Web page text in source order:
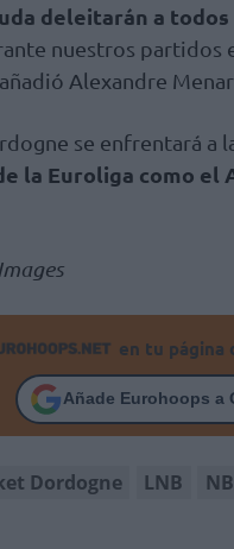
deleitarán a
nuestros partidos
Alexandre
se enfrentará a
la Euroliga como el
en tu página
Añade Eurohoops a
Dordogne LNB